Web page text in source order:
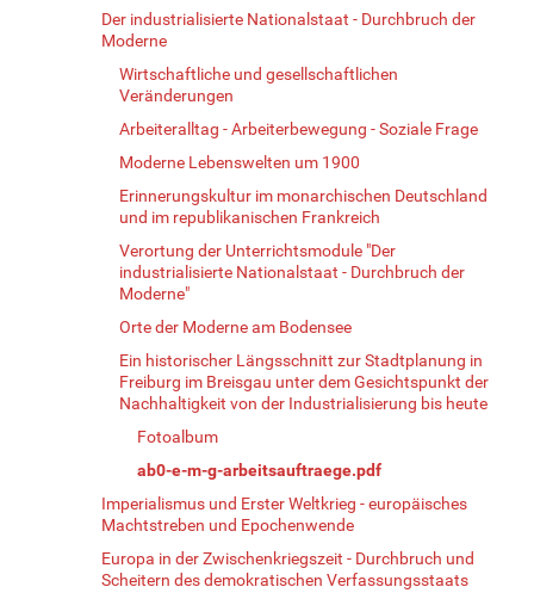
Der industrialisierte Nationalstaat - Durchbruch der
Moderne
Wirtschaftliche und gesellschaftlichen
Veränderungen
Arbeiteralltag - Arbeiterbewegung - Soziale Frage
Moderne Lebenswelten um 1900
Erinnerungskultur im monarchischen Deutschland
und im republikanischen Frankreich
Verortung der Unterrichtsmodule "Der
industrialisierte Nationalstaat - Durchbruch der
Moderne"
Orte der Moderne am Bodensee
Ein historischer Längsschnitt zur Stadtplanung in
Freiburg im Breisgau unter dem Gesichtspunkt der
Nachhaltigkeit von der Industrialisierung bis heute
Fotoalbum
ab0-e-m-g-arbeitsauftraege.pdf
Imperialismus und Erster Weltkrieg - europäisches
Machtstreben und Epochenwende
Europa in der Zwischenkriegszeit - Durchbruch und
Scheitern des demokratischen Verfassungsstaats